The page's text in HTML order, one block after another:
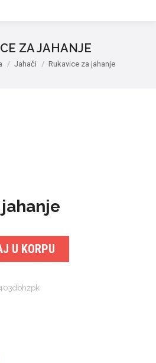
ZA JAHANJE
Jahači Rukavice za jahanje
U KORPU